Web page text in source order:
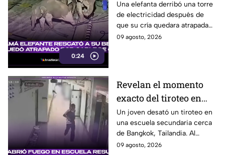
0:24
eléctrica para rescatar
a su cría
Una elefanta derribó una torre
de electricidad después de
que su cría quedara atrapada
entre los cables, en un intento
09 agosto, 2026
Revelan el momento
exacto del tiroteo en
secundaria que dejó al
menos 8 muertos y 30
heridos
Un joven desató un tiroteo en
una escuela secundaria cerca
de Bangkok, Tailandia. Al
menos ocho personas
09 agosto, 2026